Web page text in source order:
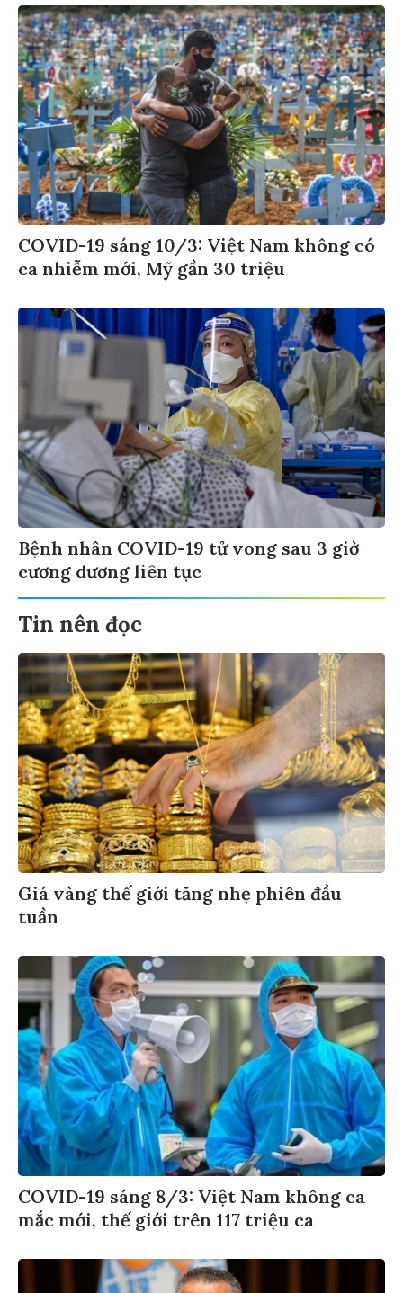
COVID-19 sáng 10/3: Việt Nam không có
ca nhiễm mới, Mỹ gần 30 triệu
Bệnh nhân COVID-19 tử vong sau 3 giờ
cương dương liên tục
Tin nên đọc
Giá vàng thế giới tăng nhẹ phiên đầu
tuần
COVID-19 sáng 8/3: Việt Nam không ca
mắc mới, thế giới trên 117 triệu ca